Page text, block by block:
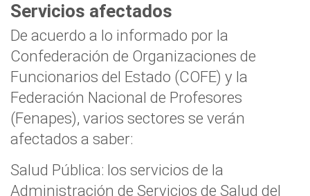
Servicios afectados
De acuerdo a lo informado por la
Confederación de Organizaciones de
Funcionarios del Estado (COFE) y la
Federación Nacional de Profesores
(Fenapes), varios sectores se verán
afectados a saber:
Salud Pública: los servicios de la
Administración de Servicios de Salud del